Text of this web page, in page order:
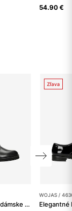
54.90 €
Čierne kožené dámske poltopánky na šnurovanie
Zľava
WOJAS /